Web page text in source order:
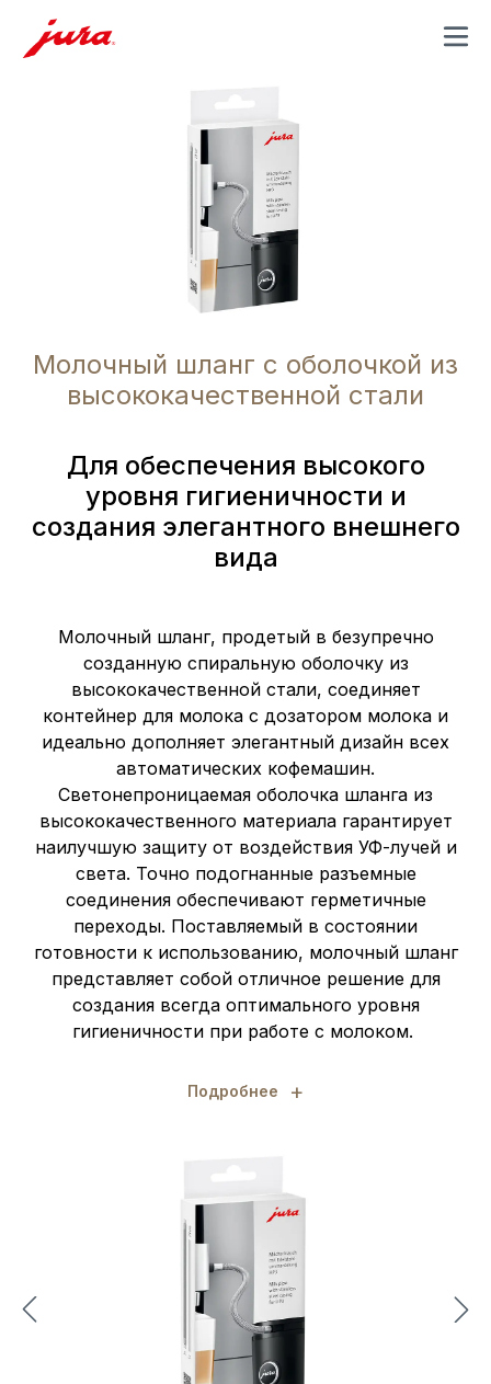
MENU
Молочный шланг с оболочкой из
высококачественной стали
Для обеспечения высокого
уровня гигиеничности и
создания элегантного внешнего
вида
Молочный шланг, продетый в безупречно
созданную спиральную оболочку из
высококачественной стали, соединяет
контейнер для молока с дозатором молока и
идеально дополняет элегантный дизайн всех
автоматических кофемашин.
Светонепроницаемая оболочка шланга из
высококачественного материала гарантирует
наилучшую защиту от воздействия УФ-лучей и
света. Точно подогнанные разъемные
соединения обеспечивают герметичные
переходы. Поставляемый в состоянии
готовности к использованию, молочный шланг
представляет собой отличное решение для
создания всегда оптимального уровня
гигиеничности при работе с молоком.
Подробнее +